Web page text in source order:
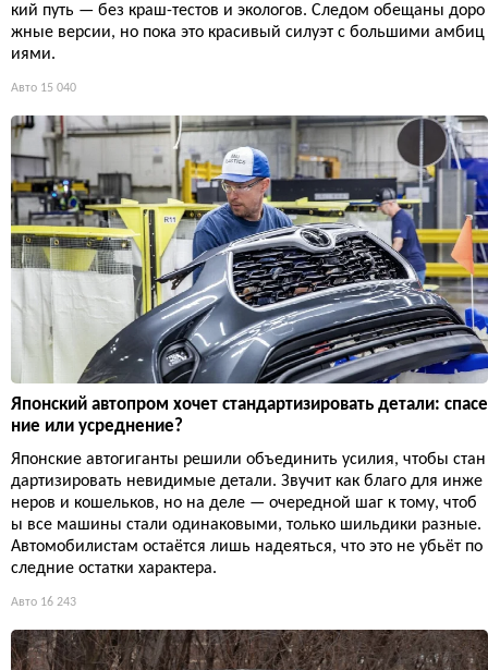
кий путь — без краш-тестов и экологов. Следом обещаны доро
жные версии, но пока это красивый силуэт с большими амбиц
иями.
Авто 15 040
Японский автопром хочет стандартизировать детали: спасе
ние или усреднение?
Японские автогиганты решили объединить усилия, чтобы стан
дартизировать невидимые детали. Звучит как благо для инже
неров и кошельков, но на деле — очередной шаг к тому, чтоб
ы все машины стали одинаковыми, только шильдики разные.
Автомобилистам остаётся лишь надеяться, что это не убьёт по
следние остатки характера.
Авто 16 243